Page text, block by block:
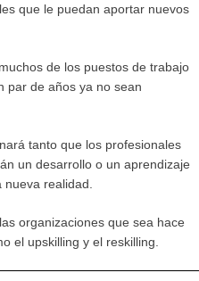
que le puedan aportar nuevos
de los puestos de trabajo
par de años ya no sean
tanto que los profesionales
un desarrollo o un aprendizaje
realidad.
organizaciones que sea hace
el upskilling y el reskilling.